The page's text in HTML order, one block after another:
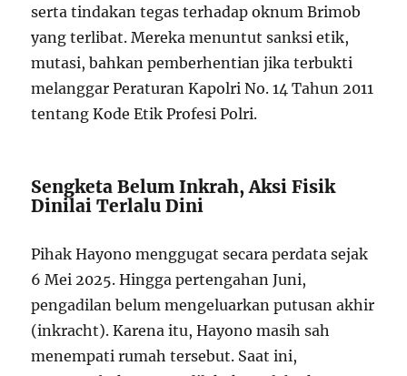
serta tindakan tegas terhadap oknum Brimob
yang terlibat. Mereka menuntut sanksi etik,
mutasi, bahkan pemberhentian jika terbukti
melanggar Peraturan Kapolri No. 14 Tahun 2011
tentang Kode Etik Profesi Polri.
Sengketa Belum Inkrah, Aksi Fisik
Dinilai Terlalu Dini
Pihak Hayono menggugat secara perdata sejak
6 Mei 2025. Hingga pertengahan Juni,
pengadilan belum mengeluarkan putusan akhir
(inkracht). Karena itu, Hayono masih sah
menempati rumah tersebut. Saat ini,